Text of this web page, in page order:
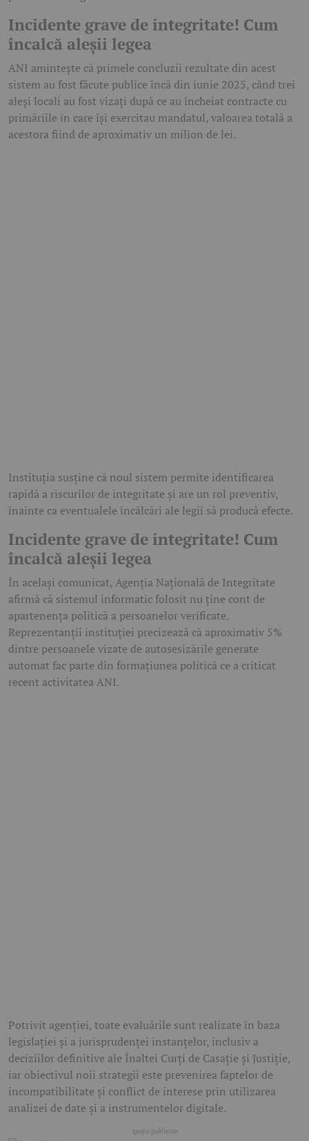
Incidente grave de integritate! Cum
încalcă aleșii legea
ANI amintește că primele concluzii rezultate din acest
sistem au fost făcute publice încă din iunie 2025, când trei
aleși locali au fost vizați după ce au încheiat contracte cu
primăriile în care își exercitau mandatul, valoarea totală a
acestora fiind de aproximativ un milion de lei.
Instituția susține că noul sistem permite identificarea
rapidă a riscurilor de integritate și are un rol preventiv,
înainte ca eventualele încălcări ale legii să producă efecte.
Incidente grave de integritate! Cum
încalcă aleșii legea
În același comunicat, Agenția Națională de Integritate
afirmă că sistemul informatic folosit nu ține cont de
apartenența politică a persoanelor verificate.
Reprezentanții instituției precizează că aproximativ 5%
dintre persoanele vizate de autosesizările generate
automat fac parte din formațiunea politică ce a criticat
recent activitatea ANI.
Potrivit agenției, toate evaluările sunt realizate în baza
legislației și a jurisprudenței instanțelor, inclusiv a
deciziilor definitive ale Înaltei Curți de Casație și Justiție,
iar obiectivul noii strategii este prevenirea faptelor de
incompatibilitate și conflict de interese prin utilizarea
analizei de date și a instrumentelor digitale.